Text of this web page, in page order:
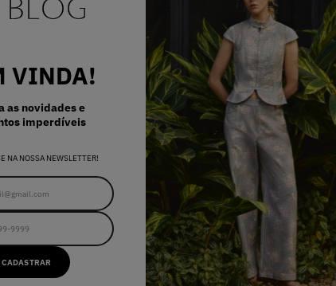
VINDA!
as novidades e
imperdíveis
NA NOSSA NEWSLETTER!
CADASTRAR